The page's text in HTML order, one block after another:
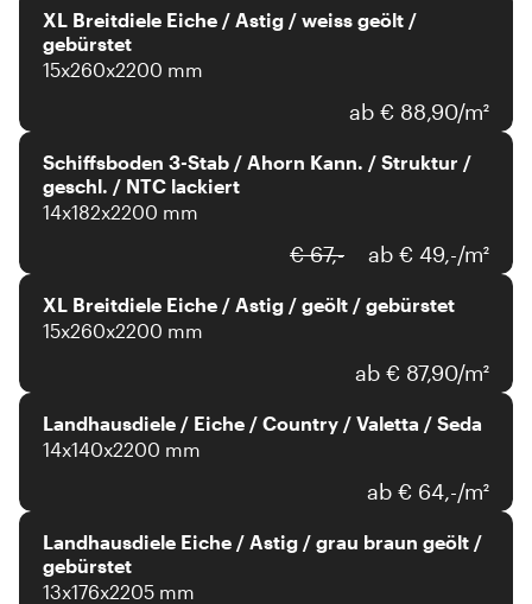
XL Breitdiele Eiche / Astig / weiss geölt /
gebürstet
15x260x2200 mm
ab € 88,90/m²
Schiffsboden 3-Stab / Ahorn Kann. / Struktur /
geschl. / NTC lackiert
14x182x2200 mm
€ 67,- ab € 49,-/m²
XL Breitdiele Eiche / Astig / geölt / gebürstet
15x260x2200 mm
ab € 87,90/m²
Landhausdiele / Eiche / Country / Valetta / Seda
14x140x2200 mm
ab € 64,-/m²
Landhausdiele Eiche / Astig / grau braun geölt /
gebürstet
13x176x2205 mm